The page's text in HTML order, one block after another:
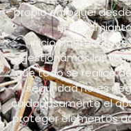
propio enfoque:
el
gestionamos las
que todo se realice
seguridad no es
cuidadosamente el
proteger elementos